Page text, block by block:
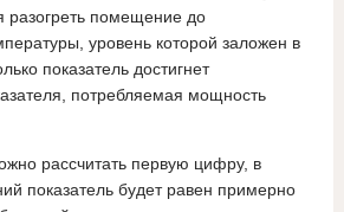
разогреть помещение до
уровень которой заложен в
показатель достигнет
потребляемая мощность
рассчитать первую цифру, в
показатель будет равен примерно